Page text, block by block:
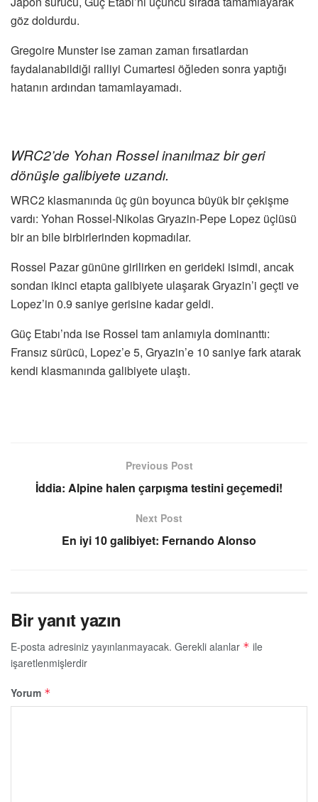
göz doldurdu.
Gregoire Munster ise zaman zaman fırsatlardan
faydalanabildiği ralliyi Cumartesi öğleden sonra yaptığı
hatanın ardından tamamlayamadı.
WRC2’de Yohan Rossel inanılmaz bir geri
dönüşle galibiyete uzandı.
WRC2 klasmanında üç gün boyunca büyük bir çekişme
vardı: Yohan Rossel-Nikolas Gryazin-Pepe Lopez üçlüsü
bir an bile birbirlerinden kopmadılar.
Rossel Pazar gününe girilirken en gerideki isimdi, ancak
sondan ikinci etapta galibiyete ulaşarak Gryazin’i geçti ve
Lopez’in 0.9 saniye gerisine kadar geldi.
Güç Etabı’nda ise Rossel tam anlamıyla dominanttı:
Fransız sürücü, Lopez’e 5, Gryazin’e 10 saniye fark atarak
kendi klasmanında galibiyete ulaştı.
Previous Post
İddia: Alpine halen çarpışma testini geçemedi!
Next Post
En iyi 10 galibiyet: Fernando Alonso
Bir yanıt yazın
E-posta adresiniz yayınlanmayacak. Gerekli alanlar * ile
işaretlenmişlerdir
Yorum *